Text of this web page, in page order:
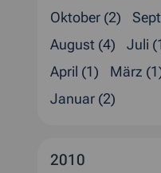
Oktober (2)
August (4)
Juli
April (1)
März
Januar (2)
2010